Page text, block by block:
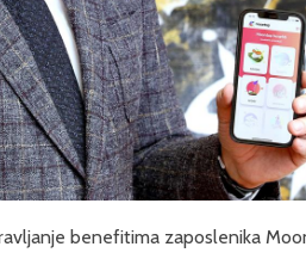
benefitima zaposlenika